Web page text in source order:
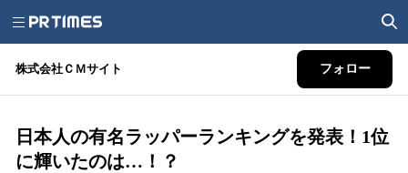
株式会社ＣＭサイト フォロー
日本人の有名ラッパーランキングを発表！1位
に輝いたのは…！？